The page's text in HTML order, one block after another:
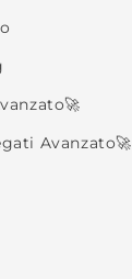
Avanzato🚀